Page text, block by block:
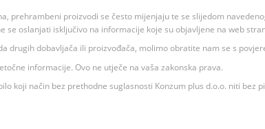
prehrambeni proizvodi se često mijenjaju te se slijedom
oslanjati isključivo na informacije koje su objavljene na web
dobavljača ili proizvođača, molimo obratite nam se s
informacije. Ovo ne utječe na vaša zakonska prava.
koji način bez prethodne suglasnosti Konzum plus d.o.o. niti bez